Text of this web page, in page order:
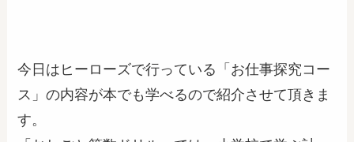
今日はヒーローズで行っている「お仕事探究コー
ス」の内容が本でも学べるので紹介させて頂きま
す。